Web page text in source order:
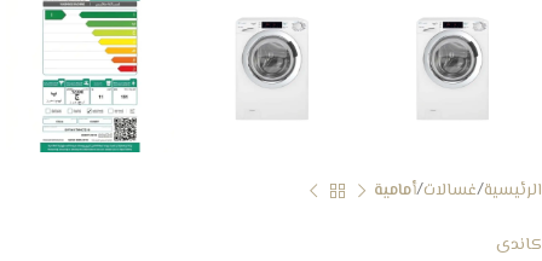
الرئيسية غسالات أمامية
كاندى